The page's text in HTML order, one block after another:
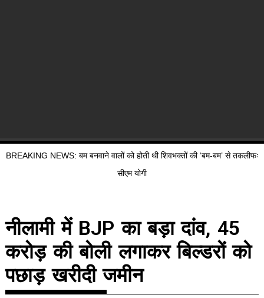
BREAKING NEWS: बम बनवाने वालों को होती थी शिवभक्तों की ‘बम-बम’ से तकलीफः
सीएम योगी
नीलामी में BJP का बड़ा दांव, 45
करोड़ की बोली लगाकर बिल्डरों को
पछाड़ खरीदी जमीन